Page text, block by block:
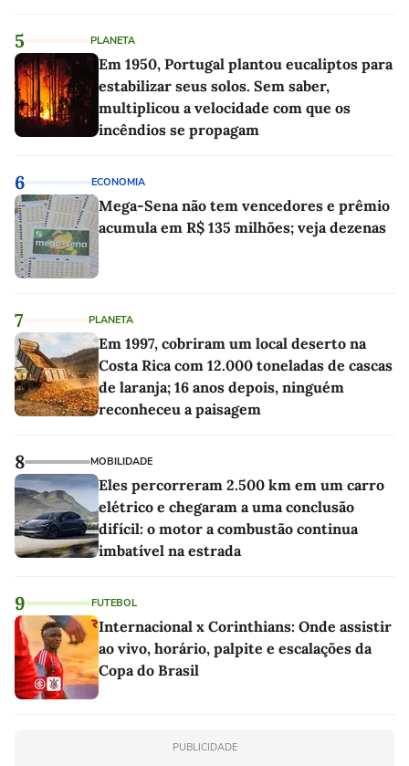
5 PLANETA
Em 1950, Portugal plantou eucaliptos para
estabilizar seus solos. Sem saber,
multiplicou a velocidade com que os
incêndios se propagam
6 ECONOMIA
Mega-Sena não tem vencedores e prêmio
acumula em R$ 135 milhões; veja dezenas
7 PLANETA
Em 1997, cobriram um local deserto na
Costa Rica com 12.000 toneladas de cascas
de laranja; 16 anos depois, ninguém
reconheceu a paisagem
8 MOBILIDADE
Eles percorreram 2.500 km em um carro
elétrico e chegaram a uma conclusão
difícil: o motor a combustão continua
imbatível na estrada
9 FUTEBOL
Internacional x Corinthians: Onde assistir
ao vivo, horário, palpite e escalações da
Copa do Brasil
PUBLICIDADE